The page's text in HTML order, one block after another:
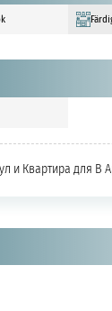
и Квартира для